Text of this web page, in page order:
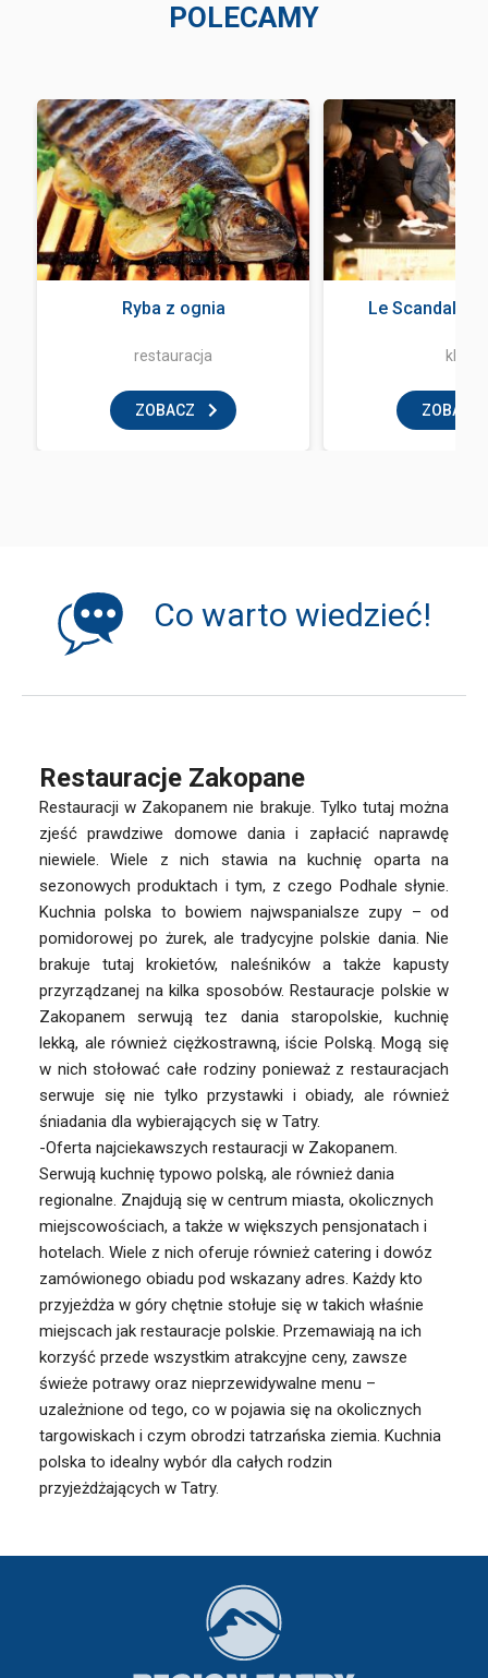
POLECAMY
Ryba z ognia
restauracja
ZOBACZ
Le Scandale
klub
ZOBACZ
Co warto wiedzieć!
Restauracje Zakopane
Restauracji w Zakopanem nie brakuje. Tylko tutaj można
zjeść prawdziwe domowe dania i zapłacić naprawdę
niewiele. Wiele z nich stawia na kuchnię oparta na
sezonowych produktach i tym, z czego Podhale słynie.
Kuchnia polska to bowiem najwspanialsze zupy – od
pomidorowej po żurek, ale tradycyjne polskie dania. Nie
brakuje tutaj krokietów, naleśników a także kapusty
przyrządzanej na kilka sposobów. Restauracje polskie w
Zakopanem serwują tez dania staropolskie, kuchnię
lekką, ale również ciężkostrawną, iście Polską. Mogą się
w nich stołować całe rodziny ponieważ z restauracjach
serwuje się nie tylko przystawki i obiady, ale również
śniadania dla wybierających się w Tatry.
-Oferta najciekawszych restauracji w Zakopanem.
Serwują kuchnię typowo polską, ale również dania
regionalne. Znajdują się w centrum miasta, okolicznych
miejscowościach, a także w większych pensjonatach i
hotelach. Wiele z nich oferuje również catering i dowóz
zamówionego obiadu pod wskazany adres. Każdy kto
przyjeżdża w góry chętnie stołuje się w takich właśnie
miejscach jak restauracje polskie. Przemawiają na ich
korzyść przede wszystkim atrakcyjne ceny, zawsze
świeże potrawy oraz nieprzewidywalne menu –
uzależnione od tego, co w pojawia się na okolicznych
targowiskach i czym obrodzi tatrzańska ziemia. Kuchnia
polska to idealny wybór dla całych rodzin
przyjeżdżających w Tatry.